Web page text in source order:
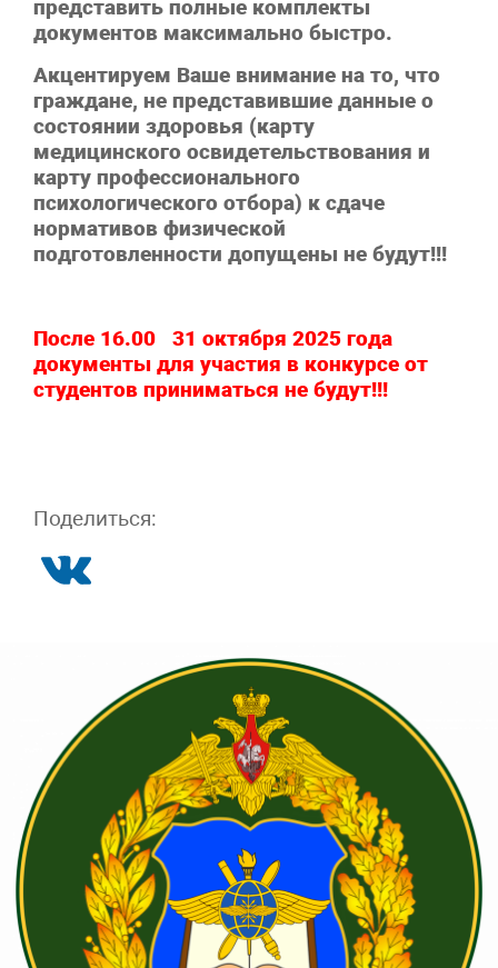
представить полные комплекты
документов максимально быстро.
Акцентируем Ваше внимание на то, что
граждане, не представившие данные о
состоянии здоровья (карту
медицинского освидетельствования и
карту профессионального
психологического отбора) к сдаче
нормативов физической
подготовленности допущены не будут!!!
После 16.00 31 октября 2025 года
документы для участия в конкурсе от
студентов приниматься не будут!!!
Поделиться: